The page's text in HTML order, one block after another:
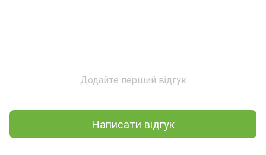
Додайте перший відгук
Написати відгук